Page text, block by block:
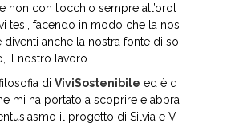
non con l’occhio sempre all’orol
tesi, facendo in modo che la nos
diventi anche la nostra fonte di so
il nostro lavoro.
di ViviSostenibile ed è q
mi ha portato a scoprire e abbra
il progetto di Silvia e V